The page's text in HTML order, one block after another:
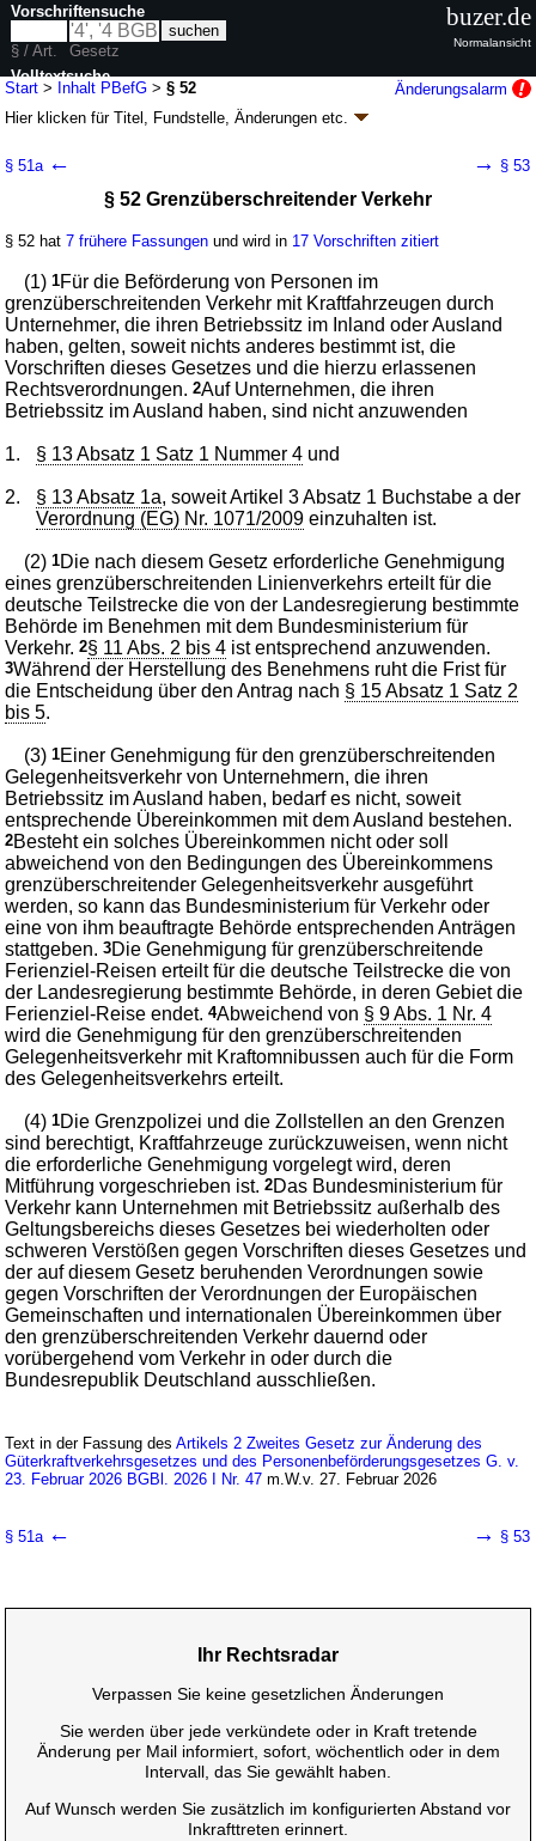
Start > Inhalt PBefG >§ 52
Änderungsalarm
Hier klicken fürTitel, Fundstelle, Änderungen etc.
G. v. 22.07.2026BGBl. 2026 I Nr. 224
31 weitere Fassungen | wird in 221 Vorschriften zitiert
IV. Auslandsverkehr
§ 51a ← → § 53
§ 52 Grenzüberschreitender Verkehr
§ 52 hat7 frühere Fassungen und wird in 17 Vorschriften zitiert
(1)1Für die Beförderung von Personen im
grenzüberschreitenden Verkehr mit Kraftfahrzeugen durch
Unternehmer, die ihren Betriebssitz im Inland oder Ausland
haben, gelten, soweit nichts anderes bestimmt ist, die
Vorschriften dieses Gesetzes und die hierzu erlassenen
Rechtsverordnungen.2Auf Unternehmen, die ihren
Betriebssitz im Ausland haben, sind nicht anzuwenden
1. § 13 Absatz 1 Satz 1 Nummer 4 und
2. § 13 Absatz 1a, soweit Artikel 3 Absatz 1 Buchstabe a der
Verordnung (EG) Nr. 1071/2009 einzuhalten ist.
(2)1Die nach diesem Gesetz erforderliche Genehmigung
eines grenzüberschreitenden Linienverkehrs erteilt für die
deutsche Teilstrecke die von der Landesregierung bestimmte
Behörde im Benehmen mit dem Bundesministerium für
Verkehr.2§ 11 Abs. 2 bis 4 ist entsprechend anzuwenden.
3Während der Herstellung des Benehmens ruht die Frist für
die Entscheidung über den Antrag nach § 15 Absatz 1 Satz 2
bis 5.
(3)1Einer Genehmigung für den grenzüberschreitenden
Gelegenheitsverkehr von Unternehmern, die ihren
Betriebssitz im Ausland haben, bedarf es nicht, soweit
entsprechende Übereinkommen mit dem Ausland bestehen.
2Besteht ein solches Übereinkommen nicht oder soll
abweichend von den Bedingungen des Übereinkommens
grenzüberschreitender Gelegenheitsverkehr ausgeführt
werden, so kann das Bundesministerium für Verkehr oder
eine von ihm beauftragte Behörde entsprechenden Anträgen
stattgeben.3Die Genehmigung für grenzüberschreitende
Ferienziel-Reisen erteilt für die deutsche Teilstrecke die von
der Landesregierung bestimmte Behörde, in deren Gebiet die
Ferienziel-Reise endet.4Abweichend von § 9 Abs. 1 Nr. 4
wird die Genehmigung für den grenzüberschreitenden
Gelegenheitsverkehr mit Kraftomnibussen auch für die Form
des Gelegenheitsverkehrs erteilt.
(4)1Die Grenzpolizei und die Zollstellen an den Grenzen
sind berechtigt, Kraftfahrzeuge zurückzuweisen, wenn nicht
die erforderliche Genehmigung vorgelegt wird, deren
Mitführung vorgeschrieben ist.2Das Bundesministerium für
Verkehr kann Unternehmen mit Betriebssitz außerhalb des
Geltungsbereichs dieses Gesetzes bei wiederholten oder
schweren Verstößen gegen Vorschriften dieses Gesetzes und
der auf diesem Gesetz beruhenden Verordnungen sowie
gegen Vorschriften der Verordnungen der Europäischen
Gemeinschaften und internationalen Übereinkommen über
den grenzüberschreitenden Verkehr dauernd oder
vorübergehend vom Verkehr in oder durch die
Bundesrepublik Deutschland ausschließen.
Text in der Fassung desArtikels 2 Zweites Gesetz zur Änderung des
Güterkraftverkehrsgesetzes und des Personenbeförderungsgesetzes G. v.
23. Februar 2026 BGBl. 2026 I Nr. 47 m.W.v. 27. Februar 2026
§ 51a ← → § 53
Ihr Rechtsradar
Verpassen Sie keine gesetzlichen Änderungen
Sie werden über jede verkündete oder in Kraft tretende
Änderung per Mail informiert, sofort, wöchentlich oder in dem
Intervall, das Sie gewählt haben.
Auf Wunsch werden Sie zusätzlich im konfigurierten Abstand vor
Inkrafttreten erinnert.
Vorschriftensuche
§ / Art.
Gesetz
Volltextsuche
nur in PBefG
buzer.de
Normalansicht